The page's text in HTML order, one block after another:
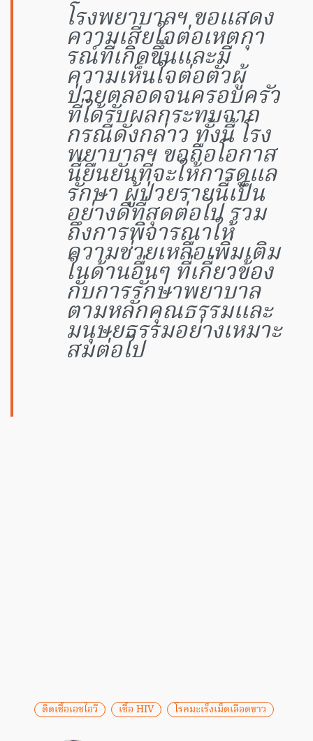
โรงพยาบาลฯ ขอแสดง
ความเสียใจต่อเหตกุา
รณ์ที่เกิดขึ้นและมี
ความเห็นใจต่อตัวผู้
ป่วยตลอดจนครอบครัว
ที่ได้รับผลกระทบจาก
กรณีดังกล่าว ทั้งนี้ โรง
พยาบาลฯ ขอถือโอกาส
นี้ยืนยันที่จะให้การดูแล
รักษา ผู้ป่วยรายนี้เป็น
อย่างดีที่สุดต่อไป รวม
ถึงการพิจารณาให้
ความช่วยเหลือเพิ่มเติม
ในด้านอื่นๆ ที่เกี่ยวข้อง
กับการรักษาพยาบาล
ตามหลักคุณธรรมและ
มนุษยธรรมอย่างเหมาะ
สมต่อไป
ติดเชื้อเอชไอวี เชื้อ HIV โรคมะเร็งเม็ดเลือดขาว